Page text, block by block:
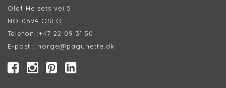
Olaf Helsets vei 5
NO-0694 OSLO
Telefon :+47 22 09 31 50
E-post : norge@pagunette.dk